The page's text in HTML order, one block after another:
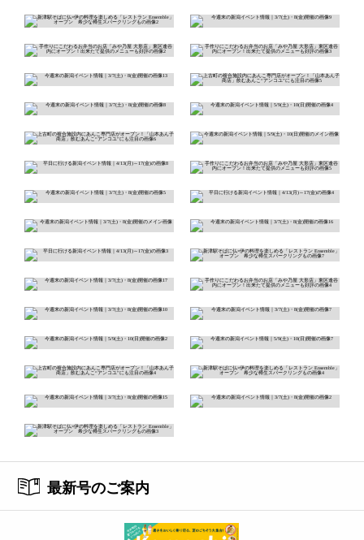
最新号のご案内